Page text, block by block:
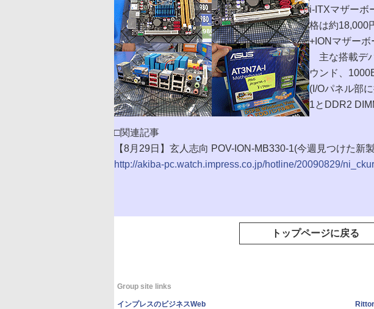
i-ITXマザーボ
格は約18,000
+IONマザーボ
主な搭載デ
ウンド、
(I/Oパネル部
1とDDR2
□関連記事
【8月29日】玄人志向 POV-ION-MB330-1(今週見つけた新
http://akiba-pc.watch.impress.co.jp/hotline/20090829/
トップページに戻る
Group site links
インプレスのビジネスWeb